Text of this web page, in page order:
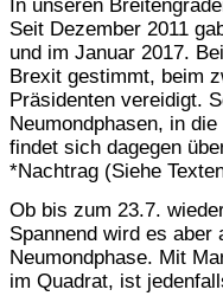
In unseren
Seit Dezember 2011
und im Januar 2017.
Brexit gestimmt, beim
Präsidenten vereidigt.
Neumondphasen, in
findet sich dagegen
*Nachtrag (Siehe
Ob bis zum 23.7.
Spannend wird es aber
Neumondphase. Mit
im Quadrat, ist